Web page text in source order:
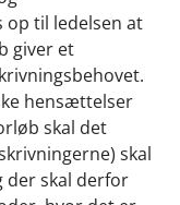
op til ledelsen at
giver et
hensættelser
skal det
skal
der skal derfor